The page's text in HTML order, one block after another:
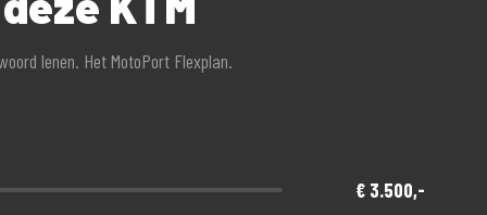
afschrijving!
lenen. Het MotoPort Flexplan.
€ 3.500,-